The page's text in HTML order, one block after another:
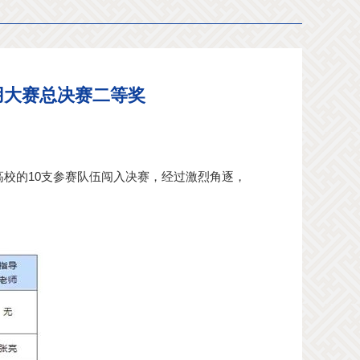
赛总决赛二等奖
的10支参赛队伍闯入决赛，经过激烈角逐，